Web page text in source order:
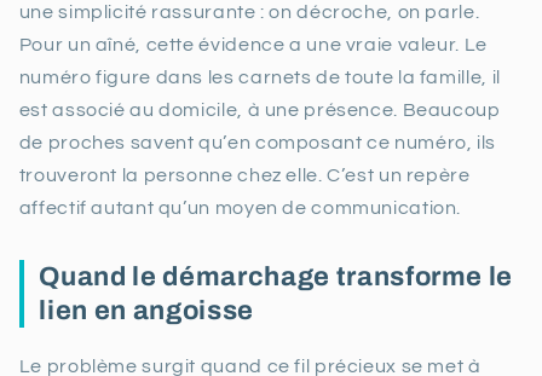
une simplicité rassurante : on décroche, on parle.
Pour un aîné, cette évidence a une vraie valeur. Le
numéro figure dans les carnets de toute la famille, il
est associé au domicile, à une présence. Beaucoup
de proches savent qu’en composant ce numéro, ils
trouveront la personne chez elle. C’est un repère
affectif autant qu’un moyen de communication.
Quand le démarchage transforme le
lien en angoisse
Le problème surgit quand ce fil précieux se met à